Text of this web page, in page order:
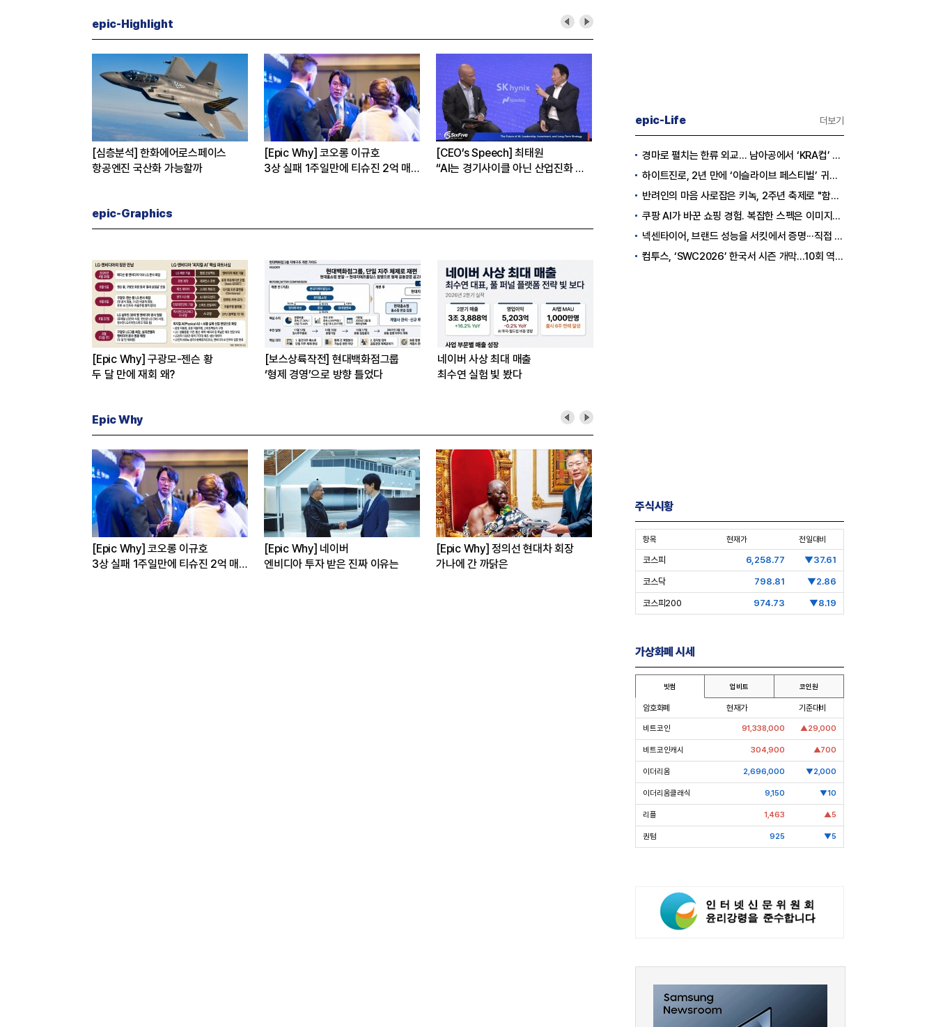
epic-Highlight
[심층분석] 한화에어로스페이스
항공엔진 국산화 가능할까
[Epic Why] 코오롱 이규호
3상 실패 1주일만에 티슈진 2억 매
[CEO’s Speech] 최태원
“AI는 경기사이클 아닌 산업진화 그
[심층분석] 포스코, 트리플 코어 투자
16조7천억원 투자 재원 마련 전략
[Epic Why] 한화, KAI 지분 왜 사들
일까
epic-Graphics
[Epic Why] 구광모-젠슨 황
두 달 만에 재회 왜?
[보스상륙작전] 현대백화점그룹
‘형제 경영’으로 방향 틀었다
네이버 사상 최대 매출
최수연 실험 빛 봤다
Epic Why
[Epic Why] 코오롱 이규호
3상 실패 1주일만에 티슈진 2억 매
[Epic Why] 네이버
엔비디아 투자 받은 진짜 이유는
[Epic Why] 정의선 현대차 회장
가나에 간 까닭은
[Epic Why] 김남구 회장의 ‘보험사
발걸음이 신중해진 배경은?
[Epic Why] 러트닉 장관
삼성·SK에 생산시설 건설 촉구. 노림
수는?
epic-Life 더보기
경마로 펼치는 한류 외교… 남아공에서 ‘KRA컵’ 개최하는 한국마사회
하이트진로, 2년 만에 ‘이슬라이브 페스티벌’ 귀환…25,000명 규모 대확장
반려인의 마음 사로잡은 키녹, 2주년 축제로 "함께하는 즐거움"을 선물하다
쿠팡 AI가 바꾼 쇼핑 경험. 복잡한 스펙은 이미지로, 수백 개 리뷰는 한눈에…
넥센타이어, 브랜드 성능을 서킷에서 증명···직접 체험하는 고객 참여형 마케팅 확대
컴투스, ‘SWC2026’ 한국서 시즌 개막…10회 역사를 이어갈 챔피언은 누가 될까
주식시황
항목 현재가 전일대비
코스피 6,258.77 ▼37.61
코스닥 798.81 ▼2.86
코스피200 974.73 ▼8.19
가상화폐 시세
빗썸 업비트 코인원
암호화폐 현재가 기준대비
비트코인 91,338,000 ▲29,000
비트코인캐시 304,900 ▲700
이더리움 2,696,000 ▼2,000
이더리움클래식 9,150 ▼10
리플 1,463 ▲5
퀀텀 925 ▼5